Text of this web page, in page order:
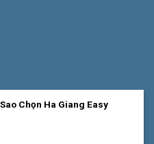
Chọn Ha Giang Easy